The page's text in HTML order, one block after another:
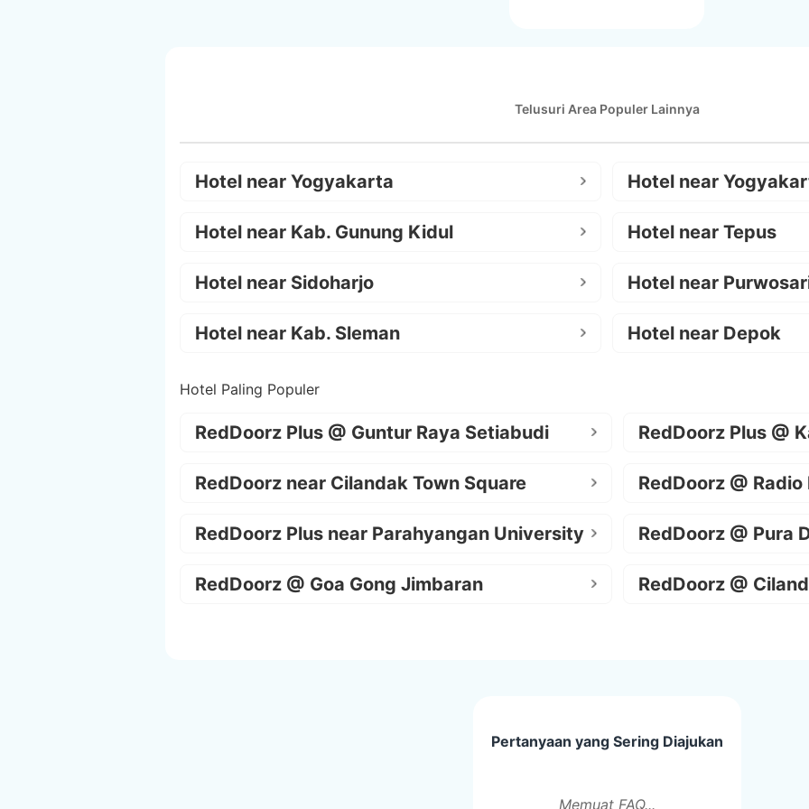
Telusuri Area Populer Lainnya
Hotel near Yogyakarta Hotel near
Hotel near Kab. Gunung Kidul Hotel near Tepus
Hotel near Sidoharjo Hotel near
Hotel near Kab. Sleman Hotel near Depok
Hotel Paling Populer
RedDoorz Plus @ Guntur Raya Setiabudi RedDoorz Plus @
RedDoorz near Cilandak Town Square RedDoorz @ Radio
RedDoorz Plus near Parahyangan University RedDoorz @ Pura
RedDoorz @ Goa Gong Jimbaran RedDoorz @
Pertanyaan yang Sering Diajukan
Memuat FAQ...